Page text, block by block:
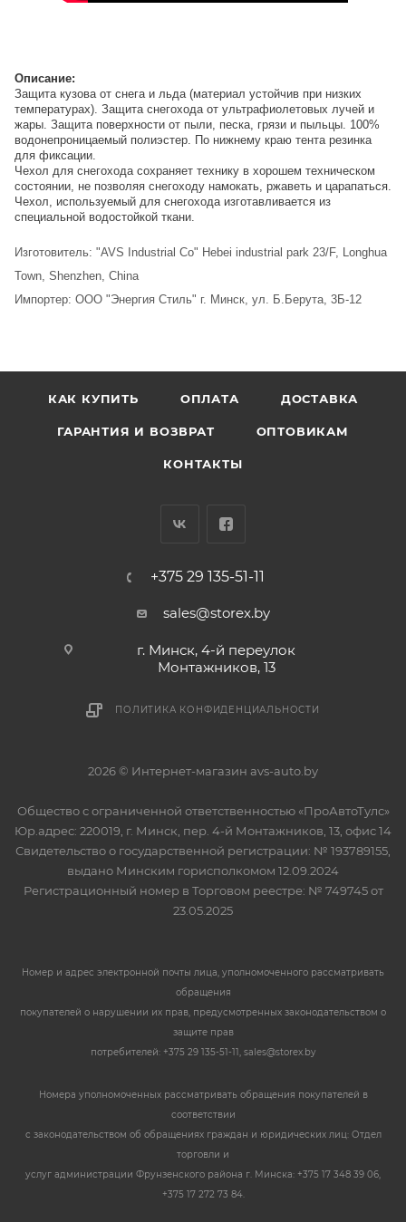
Описание:
Защита кузова от снега и льда (материал устойчив при низких
температурах). Защита снегохода от ультрафиолетовых лучей и
жары. Защита поверхности от пыли, песка, грязи и пыльцы. 100%
водонепроницаемый полиэстер. По нижнему краю тента резинка
для фиксации.
Чехол для снегохода сохраняет технику в хорошем техническом
состоянии, не позволяя снегоходу намокать, ржаветь и царапаться.
Чехол, используемый для снегохода изготавливается из
специальной водостойкой ткани.
Изготовитель: "AVS Industrial Co" Hebei industrial park 23/F, Longhua
Town, Shenzhen, China
Импортер: ООО "Энергия Стиль" г. Минск, ул. Б.Берута, 3Б-12
КАК КУПИТЬ ОПЛАТА ДОСТАВКА
ГАРАНТИЯ И ВОЗВРАТ ОПТОВИКАМ
КОНТАКТЫ
+375 29 135-51-11
sales@storex.by
г. Минск, 4-й переулок
Монтажников, 13
ПОЛИТИКА КОНФИДЕНЦИАЛЬНОСТИ
2026 © Интернет-магазин avs-auto.by
Общество с ограниченной ответственностью «ПроАвтоТулс»
Юр.адрес: 220019, г. Минск, пер. 4-й Монтажников, 13, офис 14
Свидетельство о государственной регистрации: № 193789155,
выдано Минским горисполкомом 12.09.2024
Регистрационный номер в Торговом реестре: № 749745 от
23.05.2025
Номер и адрес электронной почты лица, уполномоченного рассматривать
обращения
покупателей о нарушении их прав, предусмотренных законодательством о
защите прав
потребителей: +375 29 135-51-11, sales@storex.by
Номера уполномоченных рассматривать обращения покупателей в
соответствии
с законодательством об обращениях граждан и юридических лиц: Отдел
торговли и
услуг администрации Фрунзенского района г. Минска: +375 17 348 39 06,
+375 17 272 73 84.